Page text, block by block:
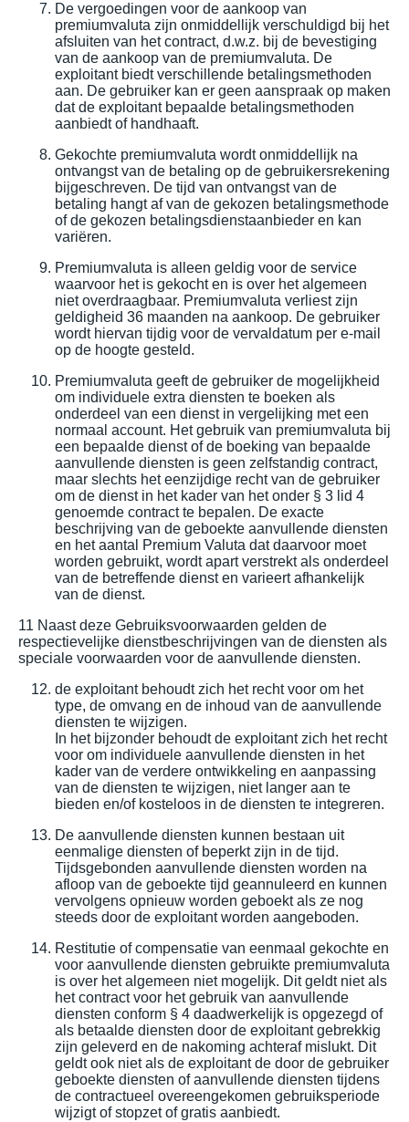
De vergoedingen voor de aankoop van
premiumvaluta zijn onmiddellijk verschuldigd bij het
afsluiten van het contract, d.w.z. bij de bevestiging
van de aankoop van de premiumvaluta. De
exploitant biedt verschillende betalingsmethoden
aan. De gebruiker kan er geen aanspraak op maken
dat de exploitant bepaalde betalingsmethoden
aanbiedt of handhaaft.
Gekochte premiumvaluta wordt onmiddellijk na
ontvangst van de betaling op de gebruikersrekening
bijgeschreven. De tijd van ontvangst van de
betaling hangt af van de gekozen betalingsmethode
of de gekozen betalingsdienstaanbieder en kan
variëren.
Premiumvaluta is alleen geldig voor de service
waarvoor het is gekocht en is over het algemeen
niet overdraagbaar. Premiumvaluta verliest zijn
geldigheid 36 maanden na aankoop. De gebruiker
wordt hiervan tijdig voor de vervaldatum per e-mail
op de hoogte gesteld.
Premiumvaluta geeft de gebruiker de mogelijkheid
om individuele extra diensten te boeken als
onderdeel van een dienst in vergelijking met een
normaal account. Het gebruik van premiumvaluta bij
een bepaalde dienst of de boeking van bepaalde
aanvullende diensten is geen zelfstandig contract,
maar slechts het eenzijdige recht van de gebruiker
om de dienst in het kader van het onder § 3 lid 4
genoemde contract te bepalen. De exacte
beschrijving van de geboekte aanvullende diensten
en het aantal Premium Valuta dat daarvoor moet
worden gebruikt, wordt apart verstrekt als onderdeel
van de betreffende dienst en varieert afhankelijk
van de dienst.
11 Naast deze Gebruiksvoorwaarden gelden de
respectievelijke dienstbeschrijvingen van de diensten als
speciale voorwaarden voor de aanvullende diensten.
de exploitant behoudt zich het recht voor om het
type, de omvang en de inhoud van de aanvullende
diensten te wijzigen.
In het bijzonder behoudt de exploitant zich het recht
voor om individuele aanvullende diensten in het
kader van de verdere ontwikkeling en aanpassing
van de diensten te wijzigen, niet langer aan te
bieden en/of kosteloos in de diensten te integreren.
De aanvullende diensten kunnen bestaan uit
eenmalige diensten of beperkt zijn in de tijd.
Tijdsgebonden aanvullende diensten worden na
afloop van de geboekte tijd geannuleerd en kunnen
vervolgens opnieuw worden geboekt als ze nog
steeds door de exploitant worden aangeboden.
Restitutie of compensatie van eenmaal gekochte en
voor aanvullende diensten gebruikte premiumvaluta
is over het algemeen niet mogelijk. Dit geldt niet als
het contract voor het gebruik van aanvullende
diensten conform § 4 daadwerkelijk is opgezegd of
als betaalde diensten door de exploitant gebrekkig
zijn geleverd en de nakoming achteraf mislukt. Dit
geldt ook niet als de exploitant de door de gebruiker
geboekte diensten of aanvullende diensten tijdens
de contractueel overeengekomen gebruiksperiode
wijzigt of stopzet of gratis aanbiedt.